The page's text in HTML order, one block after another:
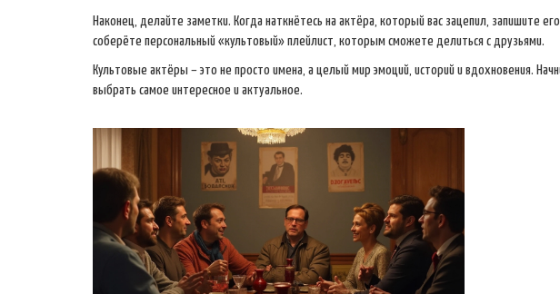
Наконец, делайте заметки. Когда наткнётесь на актёра, который вас зацепил, запишите
соберёте персональный «культовый» плейлист, которым сможете делиться с друзьями.
Культовые актёры – это не просто имена, а целый мир эмоций, историй и вдохновения.
выбрать самое интересное и актуальное.